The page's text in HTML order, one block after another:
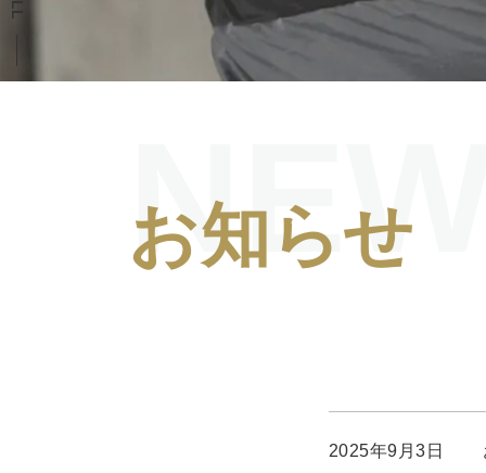
お知らせ
2025年9月3日